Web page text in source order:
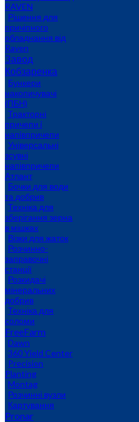
RAVEN
Рішення для
причіпного
обладнання від
Raven
Завод
Кобзаренка
Бункери
накопичувачі
(ПБН)
Тракторні
причепи i
напiвпричепи
Універсальні
зсувні
напівпричепи
Атлант
Бочки для води
та добрив
Техніка для
зберігання зерна
в мішках
Візки для жаток
Розчинно-
заправочні
станції
Розкидачі
мінеральних
добрив
Техніка для
соломи
FreeFarm
Dawn
360 Yield Center
Precision
Planting
Montag
Розчинні вузли
Картування
Pronar